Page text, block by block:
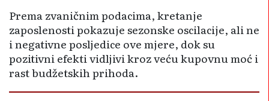
Prema zvaničnim podacima, kretanje
zaposlenosti pokazuje sezonske oscilacije, ali ne
i negativne posljedice ove mjere, dok su
pozitivni efekti vidljivi kroz veću kupovnu moć i
rast budžetskih prihoda.